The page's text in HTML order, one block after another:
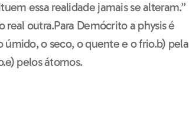
essa realidade jamais se alteram.”
real outra.Para Demócrito a physis é
úmido, o seco, o quente e o frio.b) pela
pelos átomos.